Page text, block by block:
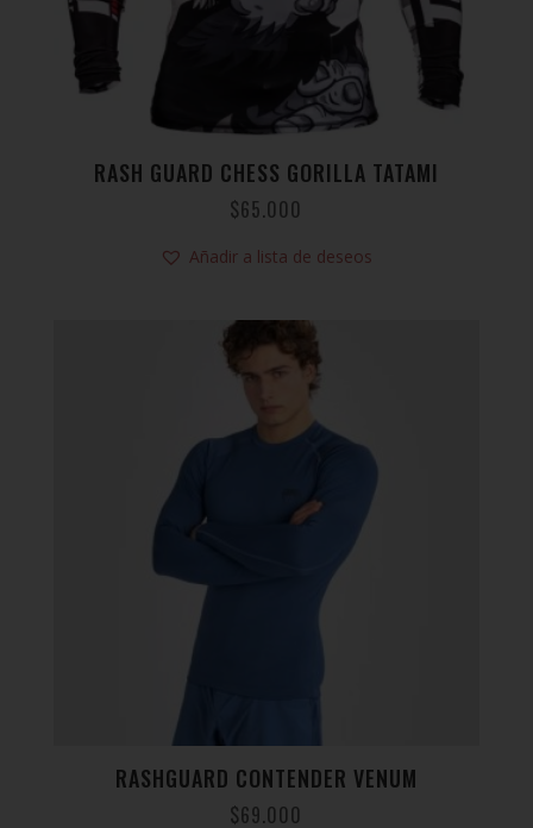
RASH GUARD CHESS GORILLA TATAMI
$65.000
Añadir a lista de deseos
RASHGUARD CONTENDER VENUM
$69.000